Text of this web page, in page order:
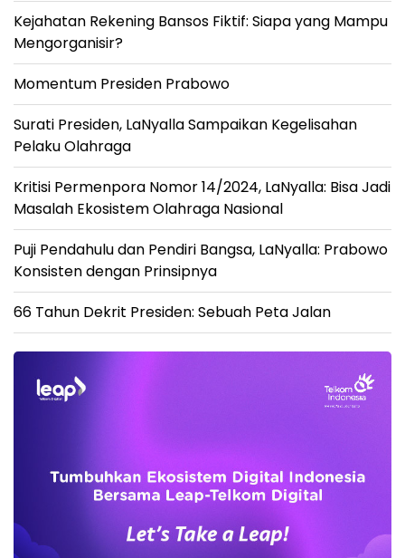
Kejahatan Rekening Bansos Fiktif: Siapa yang Mampu
Mengorganisir?
Momentum Presiden Prabowo
Surati Presiden, LaNyalla Sampaikan Kegelisahan
Pelaku Olahraga
Kritisi Permenpora Nomor 14/2024, LaNyalla: Bisa Jadi
Masalah Ekosistem Olahraga Nasional
Puji Pendahulu dan Pendiri Bangsa, LaNyalla: Prabowo
Konsisten dengan Prinsipnya
66 Tahun Dekrit Presiden: Sebuah Peta Jalan